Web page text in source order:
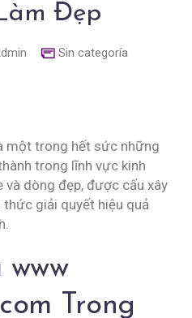
Đẹp
Sin categoría
một trong hết sức những
trong lĩnh vực kinh
dòng đẹp, được cấu xây
giải quyết hiệu quả
www
Trong